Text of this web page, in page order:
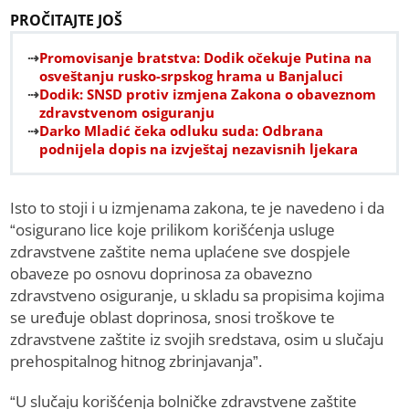
PROČITAJTE JOŠ
Promovisanje bratstva: Dodik očekuje Putina na
osveštanju rusko-srpskog hrama u Banjaluci
Dodik: SNSD protiv izmjena Zakona o obaveznom
zdravstvenom osiguranju
Darko Mladić čeka odluku suda: Odbrana
podnijela dopis na izvještaj nezavisnih ljekara
Isto to stoji i u izmjenama zakona, te je navedeno i da
“osigurano lice koje prilikom korišćenja usluge
zdravstvene zaštite nema uplaćene sve dospjele
obaveze po osnovu doprinosa za obavezno
zdravstveno osiguranje, u skladu sa propisima kojima
se uređuje oblast doprinosa, snosi troškove te
zdravstvene zaštite iz svojih sredstava, osim u slučaju
prehospitalnog hitnog zbrinjavanja”.
“U slučaju korišćenja bolničke zdravstvene zaštite